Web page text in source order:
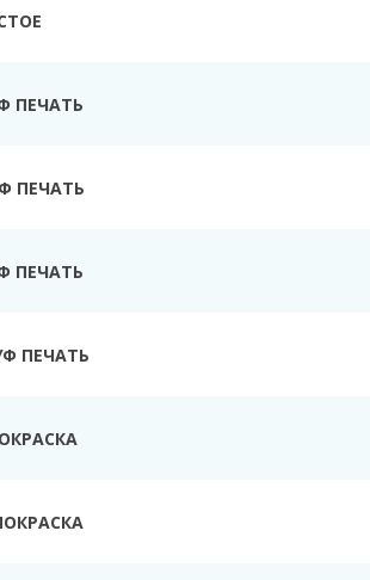
ПЕЧАТЬ
ПЕЧАТЬ
ПЕЧАТЬ
ПЕЧАТЬ